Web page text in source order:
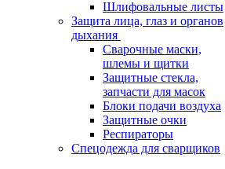
Шлифовальные листы
Защита лица, глаз и органов
дыхания
Сварочные маски,
шлемы и щитки
Защитные стекла,
запчасти для масок
Блоки подачи воздуха
Защитные очки
Респираторы
Спецодежда для сварщиков